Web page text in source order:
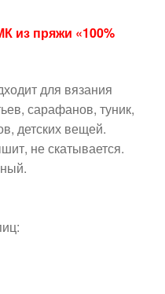
из пряжи «100%
для вязания
сарафанов, туник,
детских вещей.
не скатывается.